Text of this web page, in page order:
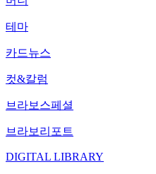
테마
카드뉴스
컷&칼럼
브라보스페셜
브라보리포트
DIGITAL LIBRARY